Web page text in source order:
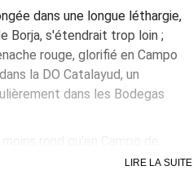
dans une longue léthargie,
Borja, s'étendrait trop loin ;
rouge, glorifié en Campo
la DO Catalayud, un
dans les Bodegas
le bon emploi du bois
LIRE LA SUITE